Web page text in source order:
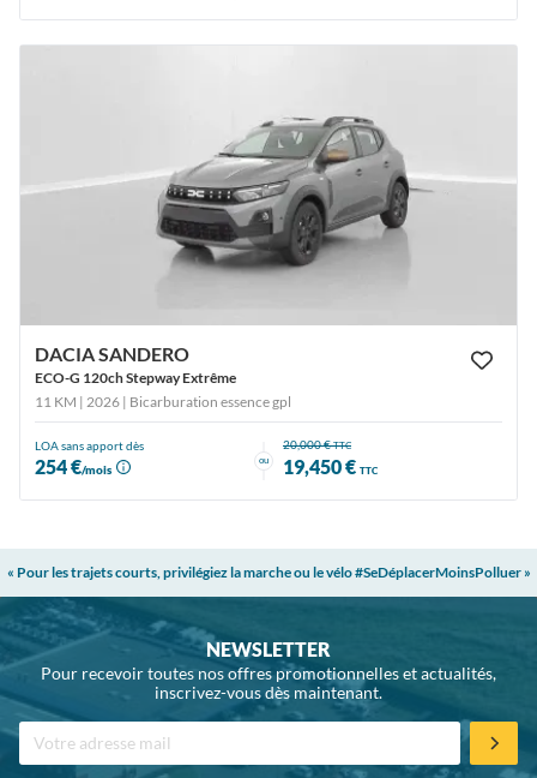
DACIA SANDERO
ECO-G 120ch Stepway Extrême
11 KM | 2026 | Bicarburation essence gpl
LOA sans apport dès
254 €/mois
ou
20,000 €TTC
19,450 € TTC
« Pour les trajets courts, privilégiez la marche ou le vélo #SeDéplacerMoinsPolluer »
NEWSLETTER
Pour recevoir toutes nos offres promotionnelles et actualités,
inscrivez-vous dès maintenant.